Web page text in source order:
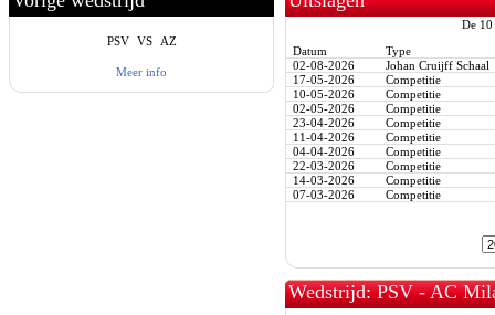
PSV VS AZ
Meer info
De 10
Datum
Type
02-08-2026
Johan Cruijff Schaal
17-05-2026
Competitie
10-05-2026
Competitie
02-05-2026
Competitie
23-04-2026
Competitie
11-04-2026
Competitie
04-04-2026
Competitie
22-03-2026
Competitie
14-03-2026
Competitie
07-03-2026
Competitie
Wedstrijd: PSV - AC